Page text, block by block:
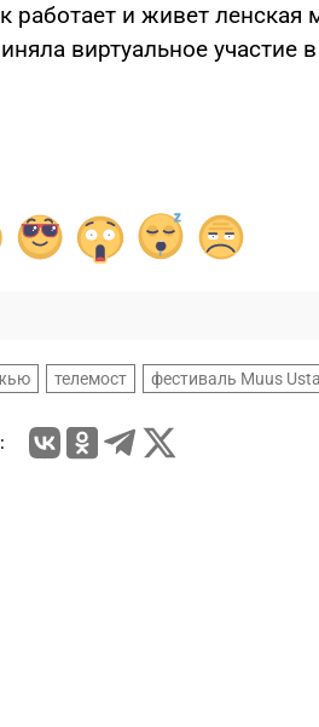
работает и живет ленская
виртуальное участие
телемост фестиваль Muus